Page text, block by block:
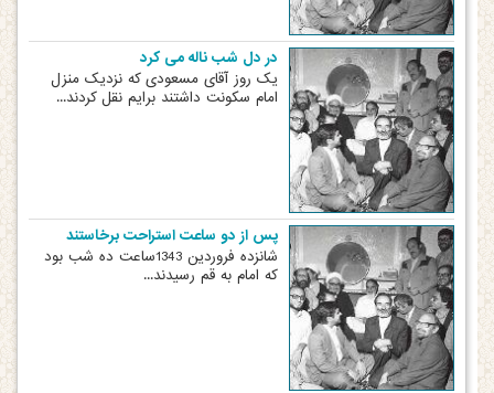
در دل شب ناله می کرد
یک روز آقای مسعودی که نزدیک منزل
امام سکونت داشتند برایم نقل کردند...
پس از دو ساعت استراحت برخاستند
شانزده فروردین 1343ساعت ده شب بود
که امام به قم رسیدند...